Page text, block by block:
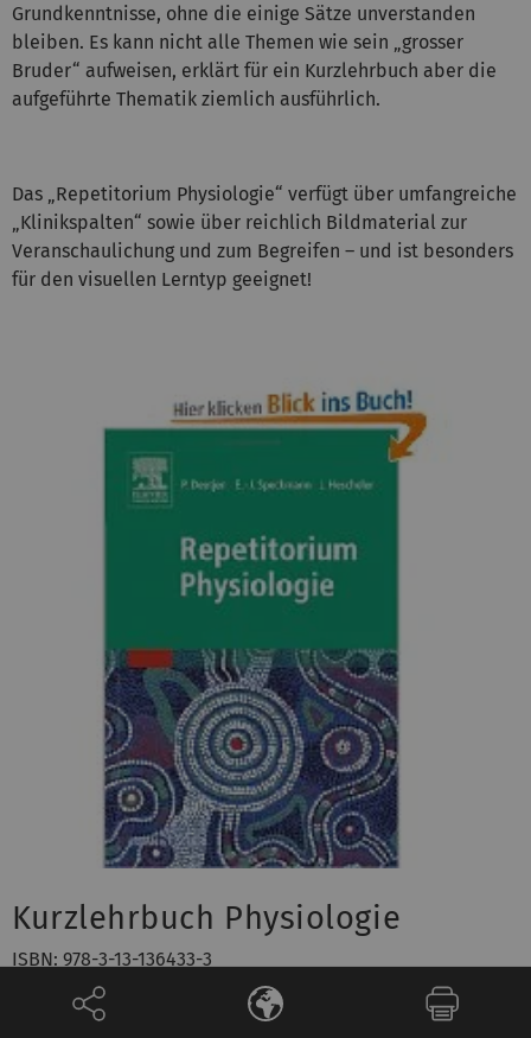
Grundkenntnisse, ohne die einige Sätze unverstanden
bleiben. Es kann nicht alle Themen wie sein „grosser
Bruder“ aufweisen, erklärt für ein Kurzlehrbuch aber die
aufgeführte Thematik ziemlich ausführlich.
Das „Repetitorium Physiologie“ verfügt über umfangreiche
„Klinikspalten“ sowie über reichlich Bildmaterial zur
Veranschaulichung und zum Begreifen – und ist besonders
für den visuellen Lerntyp geeignet!
Kurzlehrbuch Physiologie
ISBN: 978-3-13-136433-3
29.95 Euro